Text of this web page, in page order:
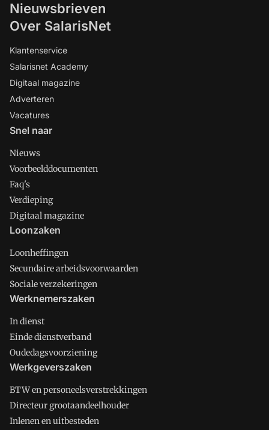
Nieuwsbrieven
Over SalarisNet
Klantenservice
Salarisnet Academy
Digitaal magazine
Adverteren
Vacatures
Snel naar
Nieuws
Voorbeelddocumenten
Faq's
Verdieping
Digitaal magazine
Loonzaken
Loonheffingen
Secundaire arbeidsvoorwaarden
Sociale verzekeringen
Werknemerszaken
In dienst
Einde dienstverband
Oudedagsvoorziening
Werkgeverszaken
BTW en personeelsverstrekkingen
Directeur grootaandeelhouder
Inlenen en uitbesteden